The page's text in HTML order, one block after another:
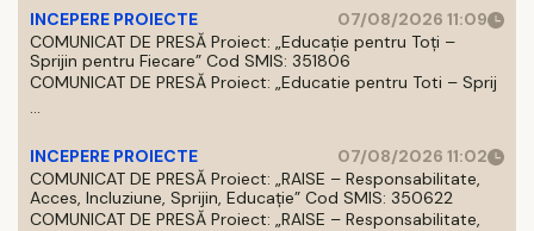
INCEPERE PROIECTE
07/08/2026 11:09
COMUNICAT DE PRESĂ Proiect: „Educație pentru Toți –
Sprijin pentru Fiecare” Cod SMIS: 351806
COMUNICAT DE PRESĂ Proiect: „Educatie pentru Toti – Sprij
...
INCEPERE PROIECTE
07/08/2026 11:02
COMUNICAT DE PRESĂ Proiect: „RAISE – Responsabilitate,
Acces, Incluziune, Sprijin, Educație” Cod SMIS: 350622
COMUNICAT DE PRESĂ Proiect: „RAISE – Responsabilitate,